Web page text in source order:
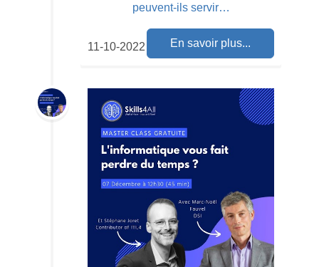
peuvent-ils servir…
En savoir plus...
11-10-2022